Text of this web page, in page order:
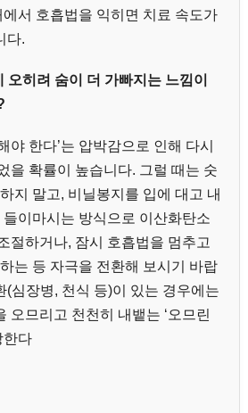
서 호흡법을 익히면 치료 속도가
다.
오히려 숨이 더 가빠지는 느낌이
야 한다’는 압박감으로 인해 다시
을 확률이 높습니다. 그럴 때는 숫
지 말고, 비닐봉지를 입에 대고 내
이마시는 방식으로 이산화탄소
절하거나, 잠시 호흡법을 멈추고
는 등 자극을 전환해 보시기 바랍
(심장병, 천식 등)이 있는 경우에는
오므리고 천천히 내뱉는 ‘오므린
한다